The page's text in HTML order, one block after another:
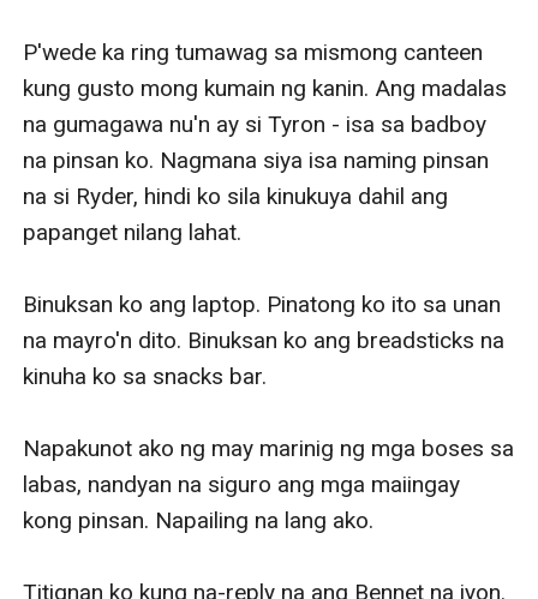
P'wede ka ring tumawag sa mismong canteen
kung gusto mong kumain ng kanin. Ang madalas
na gumagawa nu'n ay si Tyron - isa sa badboy
na pinsan ko. Nagmana siya isa naming pinsan
na si Ryder, hindi ko sila kinukuya dahil ang
papanget nilang lahat.
Binuksan ko ang laptop. Pinatong ko ito sa unan
na mayro'n dito. Binuksan ko ang breadsticks na
kinuha ko sa snacks bar.
Napakunot ako ng may marinig ng mga boses sa
labas, nandyan na siguro ang mga maiingay
kong pinsan. Napailing na lang ako.
Titignan ko kung na-reply na ang Bennet na iyon.